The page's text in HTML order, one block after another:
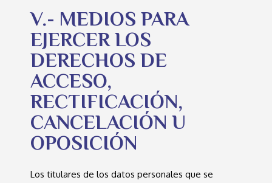
V.- MEDIOS PARA
EJERCER LOS
DERECHOS DE
ACCESO,
RECTIFICACIÓN,
CANCELACIÓN U
OPOSICIÓN
Los titulares de los datos personales que se